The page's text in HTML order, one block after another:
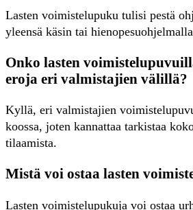
Lasten voimistelupuku tulisi pestä
yleensä käsin tai
Onko lasten
eroja eri valmistajien välillä?
Kyllä, eri valmistajien
koossa, joten kannattaa tarkistaa
tilaamista.
Mistä voi ostaa lasten
Lasten voimistelupukuja voi ostaa